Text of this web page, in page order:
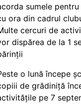
sumele
ora din cadrul
cercuri de
dispărea de la 1
o lună începe
de grădiniță
pe 7